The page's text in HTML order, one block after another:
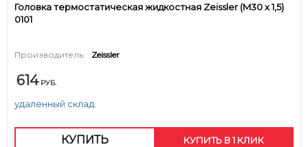
Головка термостатическая жидкостная Zeissler (M30 х 1,5)
0101
Производитель: Zeissler
614 РУБ.
удаленный склад.
КУПИТЬ КУПИТЬ В 1 КЛИК